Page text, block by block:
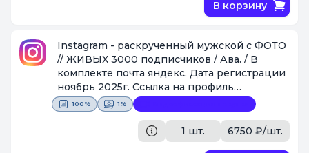
В корзину
Instagram - раскрученный мужской с ФОТО
// ЖИВЫХ 3000 подписчиков / Ава. / В
комплекте почта яндекс. Дата регистрации
ноябрь 2025г. Ссылка на профиль
https://instagram.com/stas_orlanov
[Поставщик #1087]
100% 1%
1 шт. 6750 ₽/шт.